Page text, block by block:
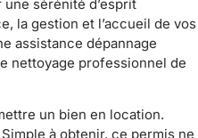
sérénité d’esprit
la gestion et l’accueil de vos
assistance dépannage
nettoyage professionnel de
un bien en location.
à obtenir, ce permis ne